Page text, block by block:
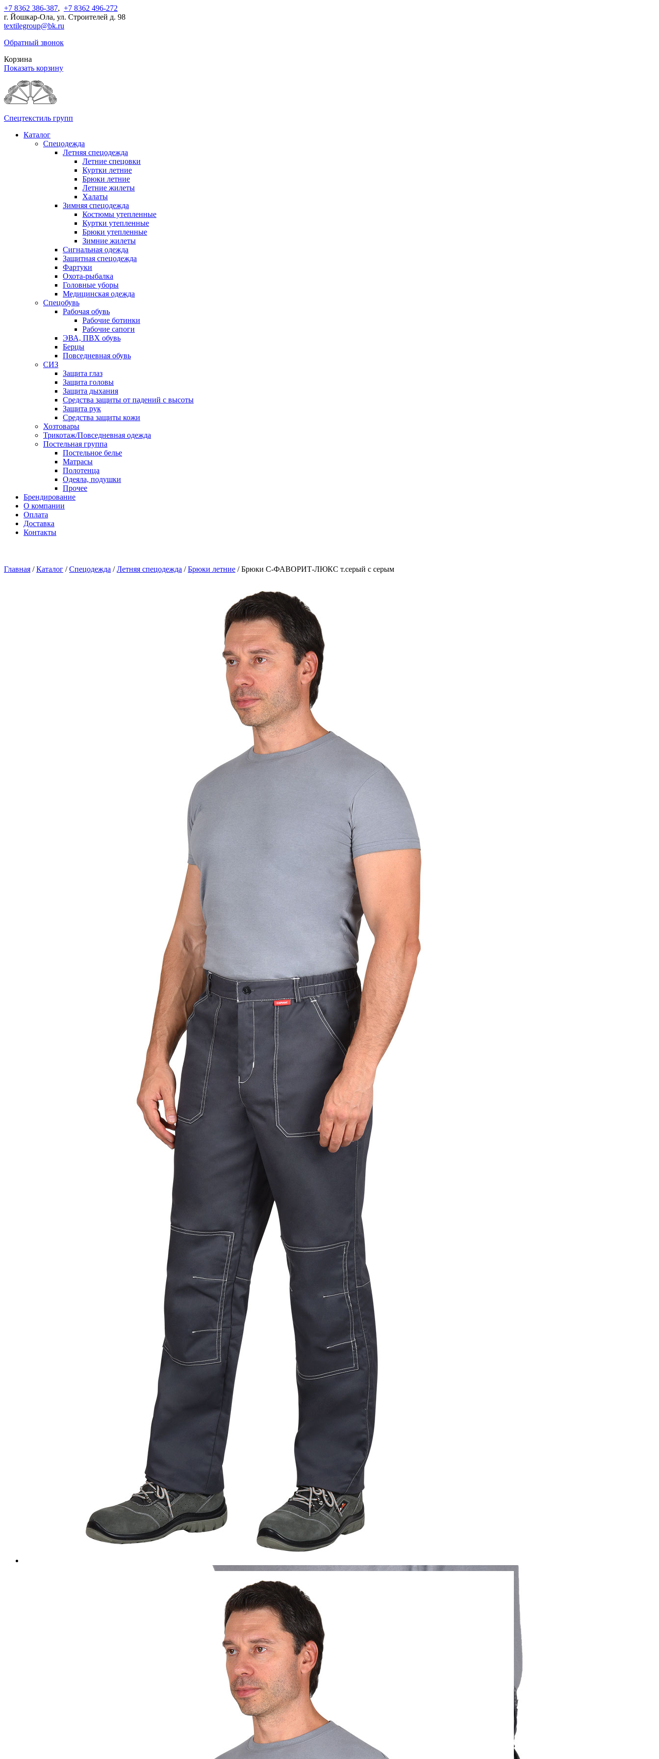
+7 8362 386-387, +7 8362 496-272
г. Йошкар-Ола, ул. Строителей д. 98
textilegroup@bk.ru
Обратный звонок
Корзина
Показать корзину
Спецтекстиль групп
Каталог
Спецодежда
Летняя спецодежда
Летние спецовки
Куртки летние
Брюки летние
Летние жилеты
Халаты
Зимняя спецодежда
Костюмы утепленные
Куртки утепленные
Брюки утепленные
Зимние жилеты
Сигнальная одежда
Защитная спецодежда
Фартуки
Охота-рыбалка
Головные уборы
Медицинская одежда
Спецобувь
Рабочая обувь
Рабочие ботинки
Рабочие сапоги
ЭВА, ПВХ обувь
Берцы
Повседневная обувь
СИЗ
Защита глаз
Защита головы
Защита дыхания
Средства защиты от падений с высоты
Защита рук
Средства защиты кожи
Хозтовары
Трикотаж/Повседневная одежда
Постельная группа
Постельное белье
Матрасы
Полотенца
Одеяла, подушки
Прочее
Брендирование
О компании
Оплата
Доставка
Контакты
Главная / Каталог / Спецодежда / Летняя спецодежда / Брюки летние / Брюки С-ФАВОРИТ-ЛЮКС т.серый с серым